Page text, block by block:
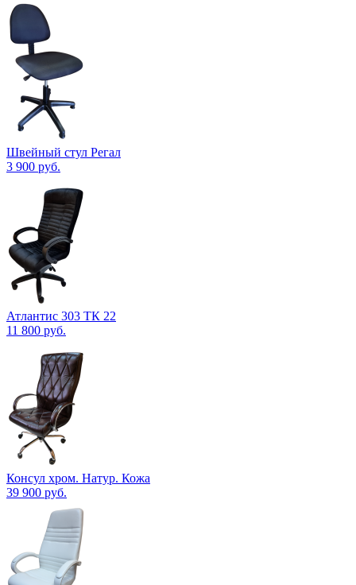
Швейный стул Регал
3 900 руб.
Атлантис 303 ТК 22
11 800 руб.
Консул хром. Натур. Кожа
39 900 руб.